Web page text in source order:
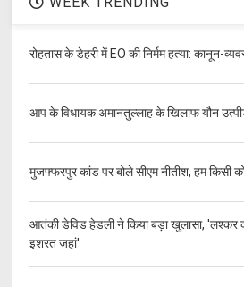
रोहतास के डेहरी में EO की निर्मम हत्या: कानून-
आप के विधायक अमानतुल्लाह के खिलाफ यौन
मुजफ्फरपुर कांड पर बोले सीएम नीतीश, हम किसी
आतंकी डेविड हेडली ने किया बड़ा खुलासा, 'लश्‍कर
इशरत जहां'